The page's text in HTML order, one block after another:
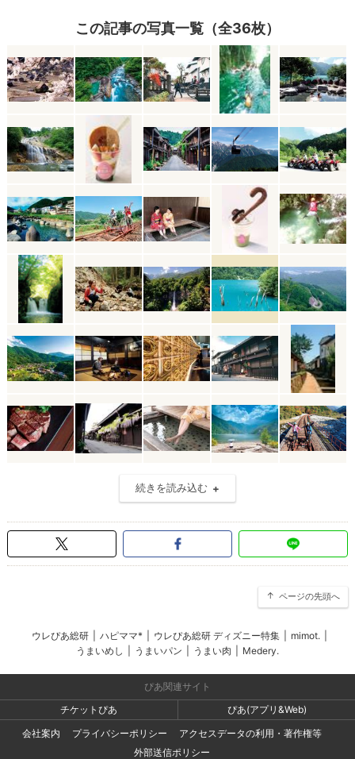
この記事の写真一覧（全36枚）
続きを読み込む
ページの先頭へ
ウレぴあ総研 ハピママ* ウレぴあ総研 ディズニー特集 mimot.
うまいめし
うまいパン うまい肉 Medery.
ぴあ関連サイト
チケットぴあ
ぴあ(アプリ&Web)
会社案内
プライバシーポリシー
アクセスデータの利用・著作権等
外部送信ポリシー